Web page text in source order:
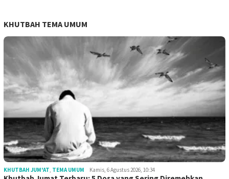
KHUTBAH TEMA UMUM
KHUTBAH JUM'AT, TEMA UMUM Kamis, 6 Agustus 2026, 10:34